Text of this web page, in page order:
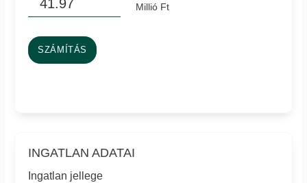
Millió Ft
SZÁMÍTÁS
INGATLAN ADATAI
Ingatlan jellege